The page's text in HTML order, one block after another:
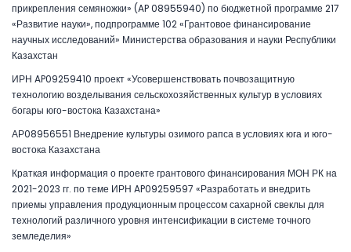
прикрепления семяножки» (AP 08955940) по бюджетной программе 217
«Развитие науки», подпрограмме 102 «Грантовое финансирование
научных исследований» Министерства образования и науки Республики
Казахстан
ИРН AP09259410 проект «Усовершенствовать почвозащитную
технологию возделывания сельскохозяйственных культур в условиях
богары юго-востока Казахстана»
АР08956551 Внедрение культуры озимого рапса в условиях юга и юго-
востока Казахстана
Краткая информация о проекте грантового финансирования МОН РК на
2021-2023 гг. по теме ИРН AP09259597 «Разработать и внедрить
приемы управления продукционным процессом сахарной свеклы для
технологий различного уровня интенсификации в системе точного
земледелия»